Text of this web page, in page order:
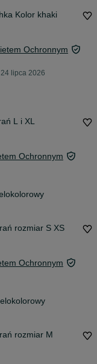
Kolor khaki
Ochronnym
lipca 2026
L i XL
Ochronnym
rozmiar S XS
Ochronnym
rozmiar M